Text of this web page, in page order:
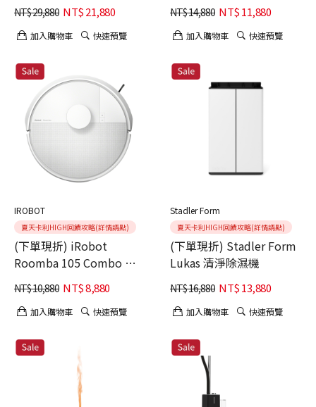
機器
NT$29,880 NT$21,880
加入購物車 快速預覽
動集塵 掃拖機器人
NT$14,880 NT$11,880
加入購物車 快速預覽
IROBOT
夏天卡利HIGH回饋攻略(詳情請點)
(下單現折) iRobot
Roomba 105 Combo 掃
拖機器人 晨曦白
NT$10,880 NT$8,880
加入購物車 快速預覽
Stadler Form
夏天卡利HIGH回饋攻略(詳情請點)
(下單現折) Stadler Form
Lukas 清淨除濕機
NT$16,880 NT$13,880
加入購物車 快速預覽